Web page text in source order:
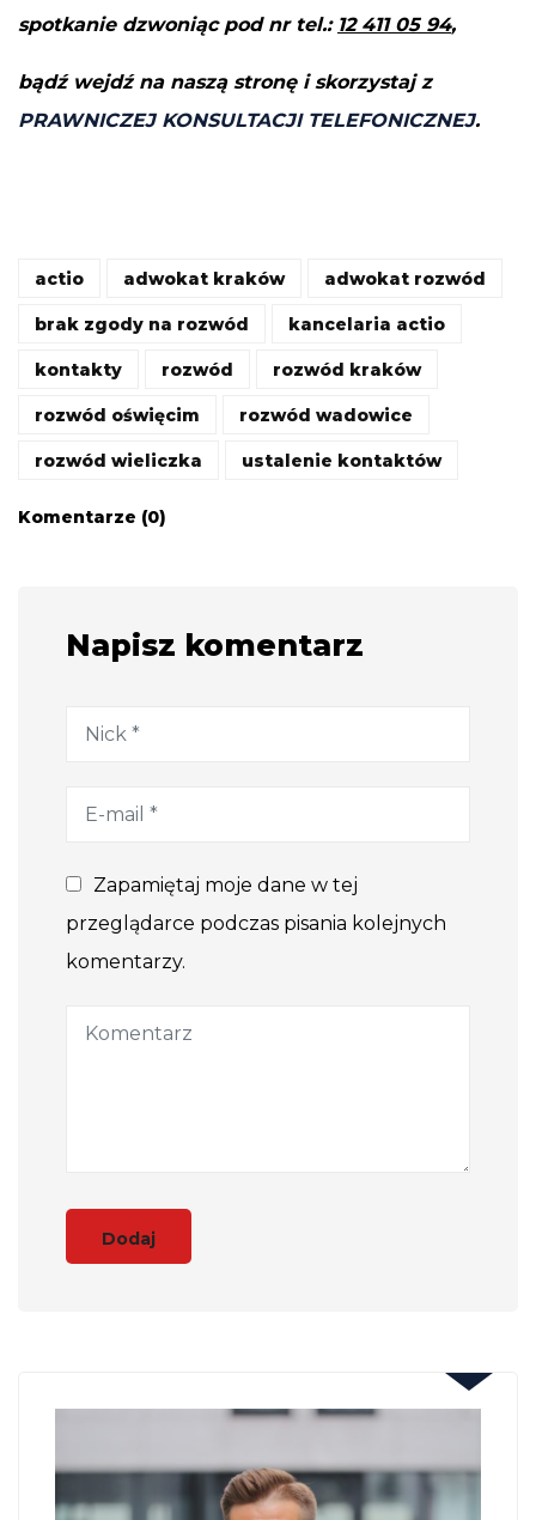
spotkanie dzwoniąc pod nr tel.: 12 411 05 94,
bądź wejdź na naszą stronę i skorzystaj z
PRAWNICZEJ KONSULTACJI TELEFONICZNEJ.
actio adwokat kraków adwokat rozwód
brak zgody na rozwód kancelaria actio
kontakty rozwód rozwód kraków
rozwód oświęcim rozwód wadowice
rozwód wieliczka ustalenie kontaktów
Komentarze (0)
Napisz komentarz
Zapamiętaj moje dane w tej
przeglądarce podczas pisania kolejnych
komentarzy.